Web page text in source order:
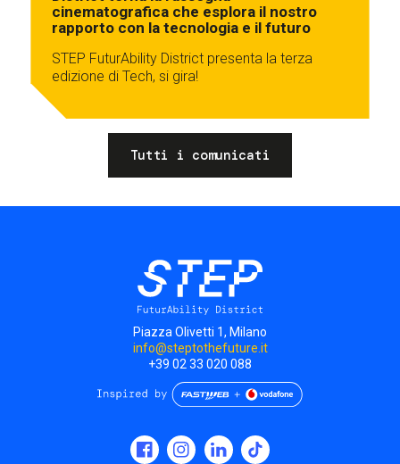
cinematografica che esplora il nostro
rapporto con la tecnologia e il futuro
STEP FuturAbility District presenta la terza
edizione di Tech, si gira!
Tutti i comunicati
Piazza Olivetti 1, Milano
info@steptothefuture.it
+39 02 33 020 088